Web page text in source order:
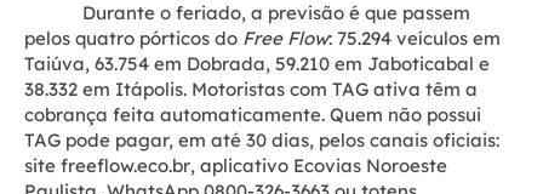
Durante o feriado, a previsão é que passem
pelos quatro pórticos do Free Flow: 75.294 veículos em
Taiúva, 63.754 em Dobrada, 59.210 em Jaboticabal e
38.332 em Itápolis. Motoristas com TAG ativa têm a
cobrança feita automaticamente. Quem não possui
TAG pode pagar, em até 30 dias, pelos canais oficiais:
site freeflow.eco.br, aplicativo Ecovias Noroeste